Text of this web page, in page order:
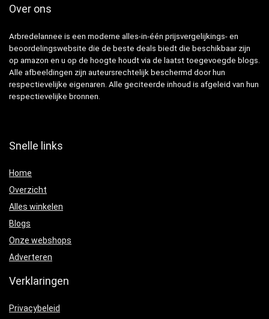
Over ons
Arbredelannee is een moderne alles-in-één prijsvergelijkings- en
beoordelingswebsite die de beste deals biedt die beschikbaar zijn
op amazon en u op de hoogte houdt via de laatst toegevoegde blogs.
Alle afbeeldingen zijn auteursrechtelijk beschermd door hun
respectievelijke eigenaren. Alle geciteerde inhoud is afgeleid van hun
respectievelijke bronnen.
Snelle links
Home
Overzicht
Alles winkelen
Blogs
Onze webshops
Adverteren
Verklaringen
Privacybeleid